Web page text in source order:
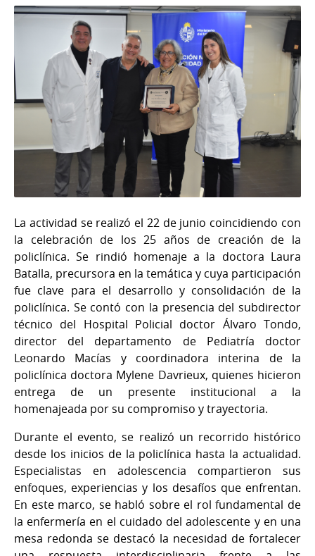
La actividad se realizó el 22 de junio coincidiendo con
la celebración de los 25 años de creación de la
policlínica. Se rindió homenaje a la doctora Laura
Batalla, precursora en la temática y cuya participación
fue clave para el desarrollo y consolidación de la
policlínica. Se contó con la presencia del subdirector
técnico del Hospital Policial doctor Álvaro Tondo,
director del departamento de Pediatría doctor
Leonardo Macías y coordinadora interina de la
policlínica doctora Mylene Davrieux, quienes hicieron
entrega de un presente institucional a la
homenajeada por su compromiso y trayectoria.
Durante el evento, se realizó un recorrido histórico
desde los inicios de la policlínica hasta la actualidad.
Especialistas en adolescencia compartieron sus
enfoques, experiencias y los desafíos que enfrentan.
En este marco, se habló sobre el rol fundamental de
la enfermería en el cuidado del adolescente y en una
mesa redonda se destacó la necesidad de fortalecer